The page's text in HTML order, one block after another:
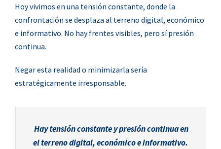
Hoy vivimos en una tensión constante, donde la
confrontación se desplaza al terreno digital, económico
e informativo. No hay frentes visibles, pero sí presión
continua.
Negar esta realidad o minimizarla sería
estratégicamente irresponsable.
Hay tensión constante y presión continua en
el terreno digital, económico e informativo.